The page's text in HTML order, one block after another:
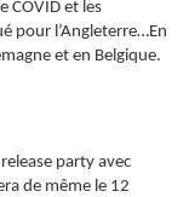
COVID et les
pour l’Angleterre…En
et en Belgique.
party avec
de même le 12